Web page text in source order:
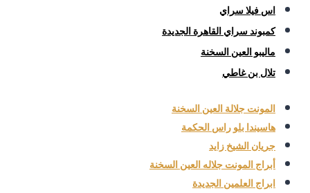
اس فيلا سراي
كمبوند سراي القاهرة الجديدة
ماليبو العين السخنة
تلال بن غاطي
المونت جلالة العين السخنة
هاسيندا بلو راس الحكمة
جريان الشيخ زايد
أبراج المونت جلاله العين السخنة
ابراج العلمين الجديدة